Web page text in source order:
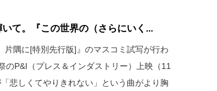
て。『この世界の（さらにいく...
隅に[特別先行版]』のマスコミ試写が行わ
P&I（プレス＆インダストリー）上映（11
悲しくてやりきれない」という曲がより胸